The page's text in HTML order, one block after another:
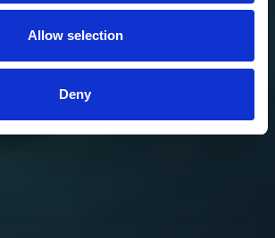
Allow selection
Deny